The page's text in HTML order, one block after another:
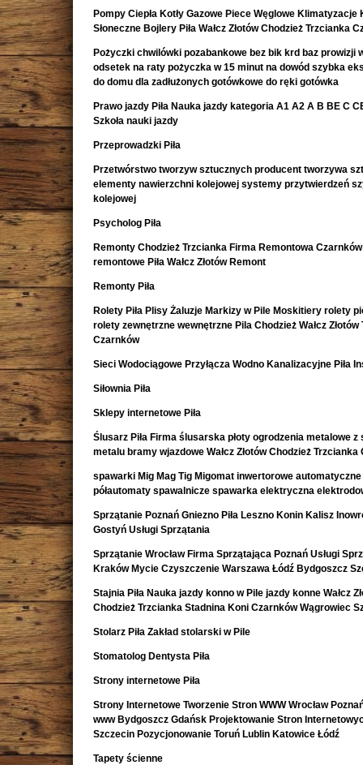
Pompy Ciepła Kotły Gazowe Piece Węglowe Klimatyzacje
Słoneczne Bojlery Piła Wałcz Złotów Chodzież Trzcianka
Pożyczki chwilówki pozabankowe bez bik krd baz prowizji
odsetek na raty pożyczka w 15 minut na dowód szybka
do domu dla zadłużonych gotówkowe do ręki gotówka
Prawo jazdy Piła Nauka jazdy kategoria A1 A2 A B BE C
Szkoła nauki jazdy
Przeprowadzki Piła
Przetwórstwo tworzyw sztucznych producent tworzywa
elementy nawierzchni kolejowej systemy przytwierdzeń
kolejowej
Psycholog Piła
Remonty Chodzież Trzcianka Firma Remontowa Czarnków
remontowe Piła Wałcz Złotów Remont
Remonty Piła
Rolety Piła Plisy Żaluzje Markizy w Pile Moskitiery rolety
rolety zewnętrzne wewnętrzne Pila Chodzież Wałcz Złotów
Czarnków
Sieci Wodociągowe Przyłącza Wodno Kanalizacyjne Piła
Siłownia Piła
Sklepy internetowe Piła
Ślusarz Piła Firma ślusarska płoty ogrodzenia metalowe z
metalu bramy wjazdowe Wałcz Złotów Chodzież Trzcianka
spawarki Mig Mag Tig Migomat inwertorowe automatyczne
półautomaty spawalnicze spawarka elektryczna
Sprzątanie Poznań Gniezno Piła Leszno Konin Kalisz
Gostyń Usługi Sprzątania
Sprzątanie Wrocław Firma Sprzątająca Poznań Usługi
Kraków Mycie Czyszczenie Warszawa Łódź Bydgoszcz
Stajnia Piła Nauka jazdy konno w Pile jazdy konne Wałcz
Chodzież Trzcianka Stadnina Koni Czarnków Wągrowiec
Stolarz Piła Zakład stolarski w Pile
Stomatolog Dentysta Piła
Strony internetowe Piła
Strony Internetowe Tworzenie Stron WWW Wrocław
www Bydgoszcz Gdańsk Projektowanie Stron
Szczecin Pozycjonowanie Toruń Lublin Katowice Łódź
Tapety ścienne